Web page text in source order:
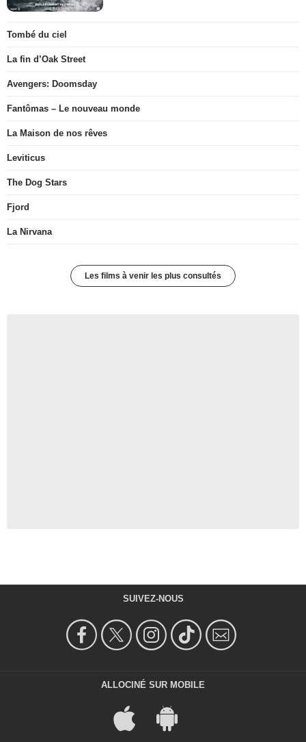
Tombé du ciel
La fin d’Oak Street
Avengers: Doomsday
Fantômas – Le nouveau monde
La Maison de nos rêves
Leviticus
The Dog Stars
Fjord
La Nirvana
Les films à venir les plus consultés
SUIVEZ-NOUS
ALLOCINÉ SUR MOBILE